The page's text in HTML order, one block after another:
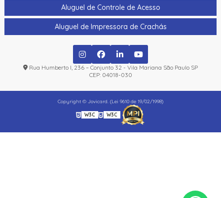
Aluguel de Controle de Acesso
Aluguel de Impressora de Crachás
Rua Humberto I, 236 – Conjunto 32 - Vila Mariana São Paulo SP
CEP: 04018-030
Copyright © Jovicard. (Lei 9610 de 19/02/1998)
W3C W3C